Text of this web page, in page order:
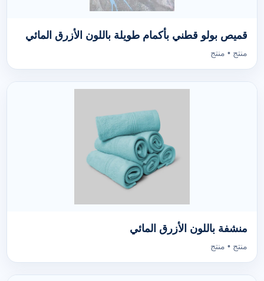
قميص بولو قطني بأكمام طويلة باللون الأزرق المائي
منتج • منتج
منشفة باللون الأزرق المائي
منتج • منتج